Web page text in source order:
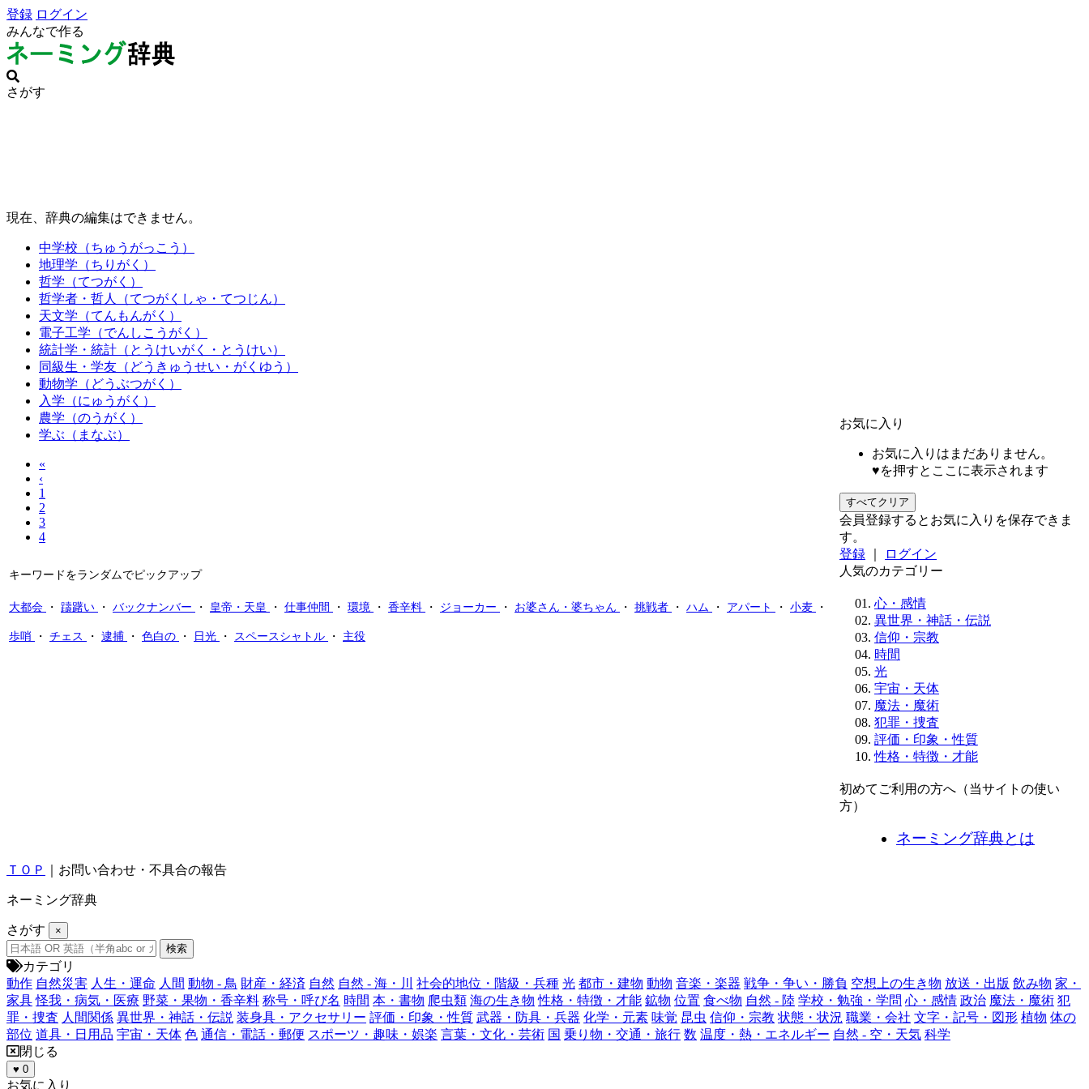
登録 ログイン
みんなで作る
さがす
現在、辞典の編集はできません。
中学校（ちゅうがっこう）
地理学（ちりがく）
哲学（てつがく）
哲学者・哲人（てつがくしゃ・てつじん）
天文学（てんもんがく）
電子工学（でんしこうがく）
統計学・統計（とうけいがく・とうけい）
同級生・学友（どうきゅうせい・がくゆう）
動物学（どうぶつがく）
入学（にゅうがく）
農学（のうがく）
学ぶ（まなぶ）
«
‹
1
2
3
4
キーワードをランダムでピックアップ
大都会 ・ 躊躇い ・ バックナンバー ・ 皇帝・天皇 ・ 仕事仲間 ・ 環境 ・ 香辛料 ・ ジョーカー ・ お婆さん・婆ちゃん ・ 挑戦者 ・ ハム ・ アパート ・ 小麦 ・
歩哨 ・ チェス ・ 逮捕 ・ 色白の ・ 日光 ・ スペースシャトル ・ 主役
お気に入り
お気に入りはまだありません。
♥を押すとここに表示されます
すべてクリア
会員登録するとお気に入りを保存できま
す。
登録
ログイン
人気のカテゴリー
心・感情
異世界・神話・伝説
信仰・宗教
時間
光
宇宙・天体
魔法・魔術
犯罪・捜査
評価・印象・性質
性格・特徴・才能
初めてご利用の方へ（当サイトの使い
方）
ネーミング辞典とは
ＴＯＰ ｜お問い合わせ・不具合の報告
ネーミング辞典
さがす ×
カテゴリ
動作 自然災害 人生・運命 人間 動物 - 鳥 財産・経済 自然 自然 - 海・川 社会的地位・階級・兵種 光 都市・建物 動物 音楽・楽器 戦争・争い・勝負 空想上の生き物 放送・出版 飲み物 家・
家具 怪我・病気・医療 野菜・果物・香辛料 称号・呼び名 時間 本・書物 爬虫類 海の生き物 性格・特徴・才能 鉱物 位置 食べ物 自然 - 陸 学校・勉強・学問 心・感情 政治 魔法・魔術 犯
罪・捜査 人間関係 異世界・神話・伝説 装身具・アクセサリー 評価・印象・性質 武器・防具・兵器 化学・元素 味覚 昆虫 信仰・宗教 状態・状況 職業・会社 文字・記号・図形 植物 体の
部位 道具・日用品 宇宙・天体 色 通信・電話・郵便 スポーツ・趣味・娯楽 言葉・文化・芸術 国 乗り物・交通・旅行 数 温度・熱・エネルギー 自然 - 空・天気 科学
閉じる
♥ 0
お気に入り